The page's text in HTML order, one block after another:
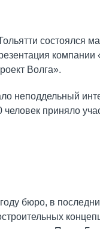
состоялся
Волга».
неподдельный
человек приняло
бюро, в